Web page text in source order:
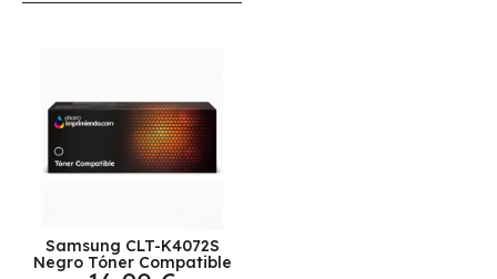
Samsung CLT-K4072S
Negro Tóner Compatible